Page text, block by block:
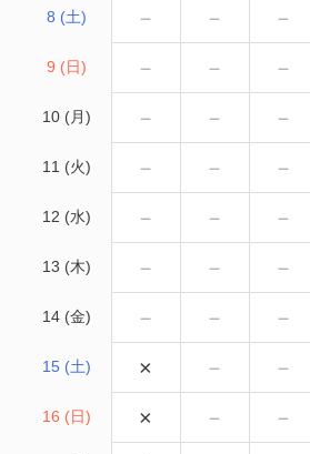
8 (土) － － －
9 (日) － － －
10 (月) － － －
11 (火) － － －
12 (水) － － －
13 (木) － － －
14 (金) － － －
15 (土) × － －
16 (日) × － －